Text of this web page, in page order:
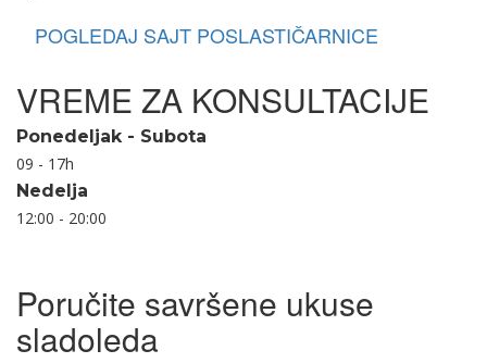
POGLEDAJ SAJT POSLASTIČARNICE
VREME ZA KONSULTACIJE
Ponedeljak - Subota
09 - 17h
Nedelja
12:00 - 20:00
Poručite savršene ukuse
sladoleda